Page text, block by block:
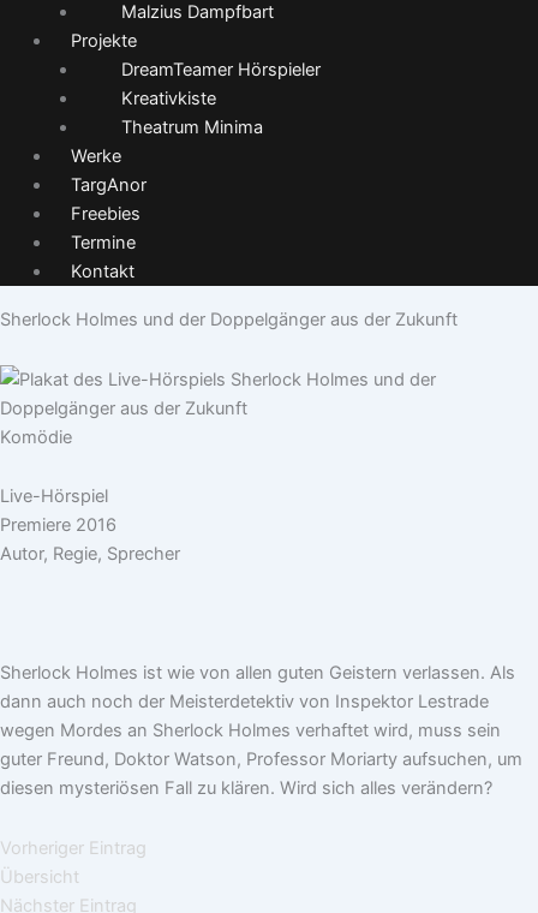
Malzius Dampfbart
Projekte
DreamTeamer Hörspieler
Kreativkiste
Theatrum Minima
Werke
TargAnor
Freebies
Termine
Kontakt
Sherlock Holmes und der Doppelgänger aus der Zukunft
Komödie
Live-Hörspiel
Premiere 2016
Autor, Regie, Sprecher
Sherlock Holmes ist wie von allen guten Geistern verlassen. Als
dann auch noch der Meisterdetektiv von Inspektor Lestrade
wegen Mordes an Sherlock Holmes verhaftet wird, muss sein
guter Freund, Doktor Watson, Professor Moriarty aufsuchen, um
diesen mysteriösen Fall zu klären. Wird sich alles verändern?
Vorheriger Eintrag
Übersicht
Nächster Eintrag